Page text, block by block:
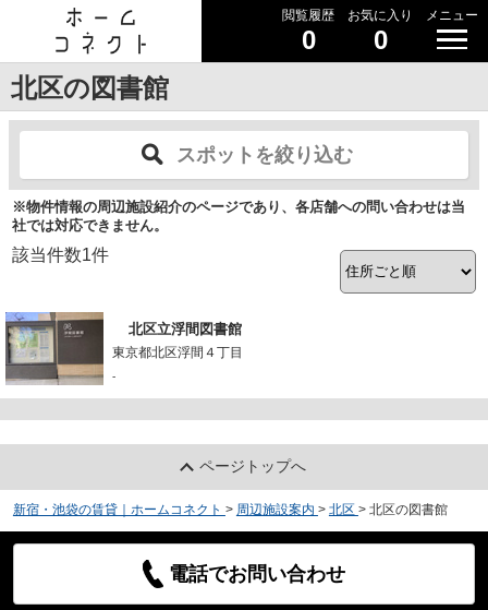
閲覧履歴
0
お気に入り
0
メニュー
北区の図書館
スポットを絞り込む
※物件情報の周辺施設紹介のページであり、各店舗への問い合わせは当
社では対応できません。
該当件数1件
北区立浮間図書館
東京都北区浮間４丁目
-
ページトップへ
新宿・池袋の賃貸｜ホームコネクト > 周辺施設案内 > 北区 > 北区の図書館
電話でお問い合わせ